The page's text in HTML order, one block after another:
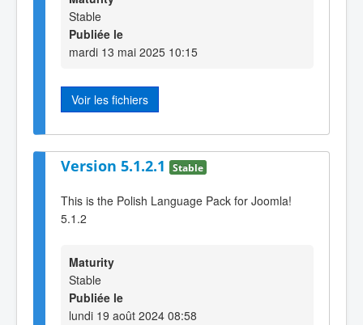
Stable
Publiée le
mardi 13 mai 2025 10:15
Voir les fichiers
Version 5.1.2.1 Stable
This is the Polish Language Pack for Joomla!
5.1.2
Maturity
Stable
Publiée le
lundi 19 août 2024 08:58